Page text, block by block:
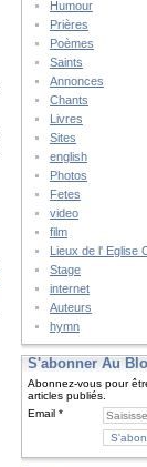
Humour
Prières
Poèmes
Saints
Annonces
Chants
Livres
Sites
english
Photos
Fetes
video
film
Lieux de l' Eglise
Stage
internet
Auteurs
hymn
S'abonner Au
Abonnez-vous pour
articles publiés.
Email